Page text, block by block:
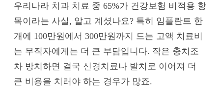
우리나라 치과 치료 중 65%가 건강보험 비적용 항
목이라는 사실, 알고 계셨나요? 특히 임플란트 한
개에 100만원에서 300만원까지 드는 고액 치료비
는 무직자에게는 더 큰 부담입니다. 작은 충치조
차 방치하면 결국 신경치료나 발치로 이어져 더
큰 비용을 치러야 하는 경우가 많죠.